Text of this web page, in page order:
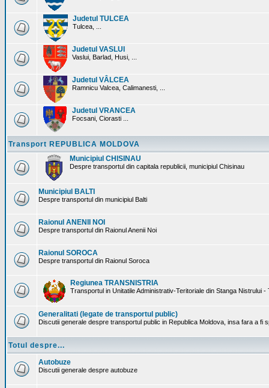
Judetul TULCEA
Tulcea, ...
Judetul VASLUI
Vaslui, Barlad, Husi, ...
Judetul VÂLCEA
Ramnicu Valcea, Calimanesti, ...
Judetul VRANCEA
Focsani, Ciorasti ...
Transport REPUBLICA MOLDOVA
Municipiul CHISINAU
Despre transportul din capitala republicii, municipiul Chisinau
Municipiul BALTI
Despre transportul din municipiul Balti
Raionul ANENII NOI
Despre transportul din Raionul Anenii Noi
Raionul SOROCA
Despre transportul din Raionul Soroca
Regiunea TRANSNISTRIA
Transportul in Unitatile Administrativ-Teritoriale din Stanga Nistrului -
Generalitati (legate de transportul public)
Discutii generale despre transportul public in Republica Moldova, insa fara a fi
Totul despre...
Autobuze
Discutii generale despre autobuze